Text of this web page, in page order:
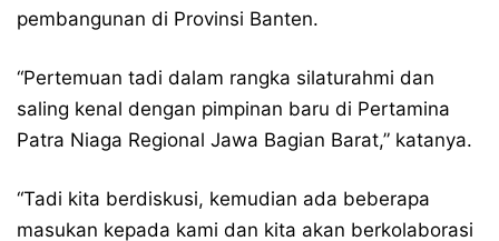
pembangunan di Provinsi Banten.
“Pertemuan tadi dalam rangka silaturahmi dan
saling kenal dengan pimpinan baru di Pertamina
Patra Niaga Regional Jawa Bagian Barat,” katanya.
“Tadi kita berdiskusi, kemudian ada beberapa
masukan kepada kami dan kita akan berkolaborasi